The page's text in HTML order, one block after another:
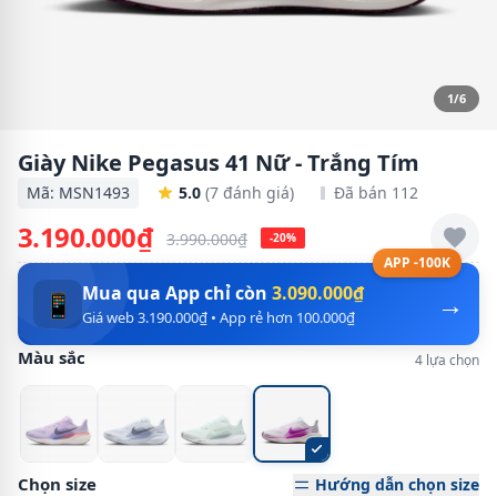
1/6
Giày Nike Pegasus 41 Nữ - Trắng Tím
Mã: MSN1493 5.0 (7 đánh giá) Đã bán 112
3.190.000₫ 3.990.000₫ -20%
APP -100K
→
📱 Mua qua App chỉ còn 3.090.000₫
Giá web 3.190.000₫ • App rẻ hơn 100.000₫
Màu sắc 4 lựa chọn
Chọn size Hướng dẫn chọn size